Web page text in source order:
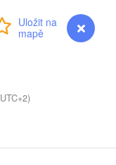
Předpověď